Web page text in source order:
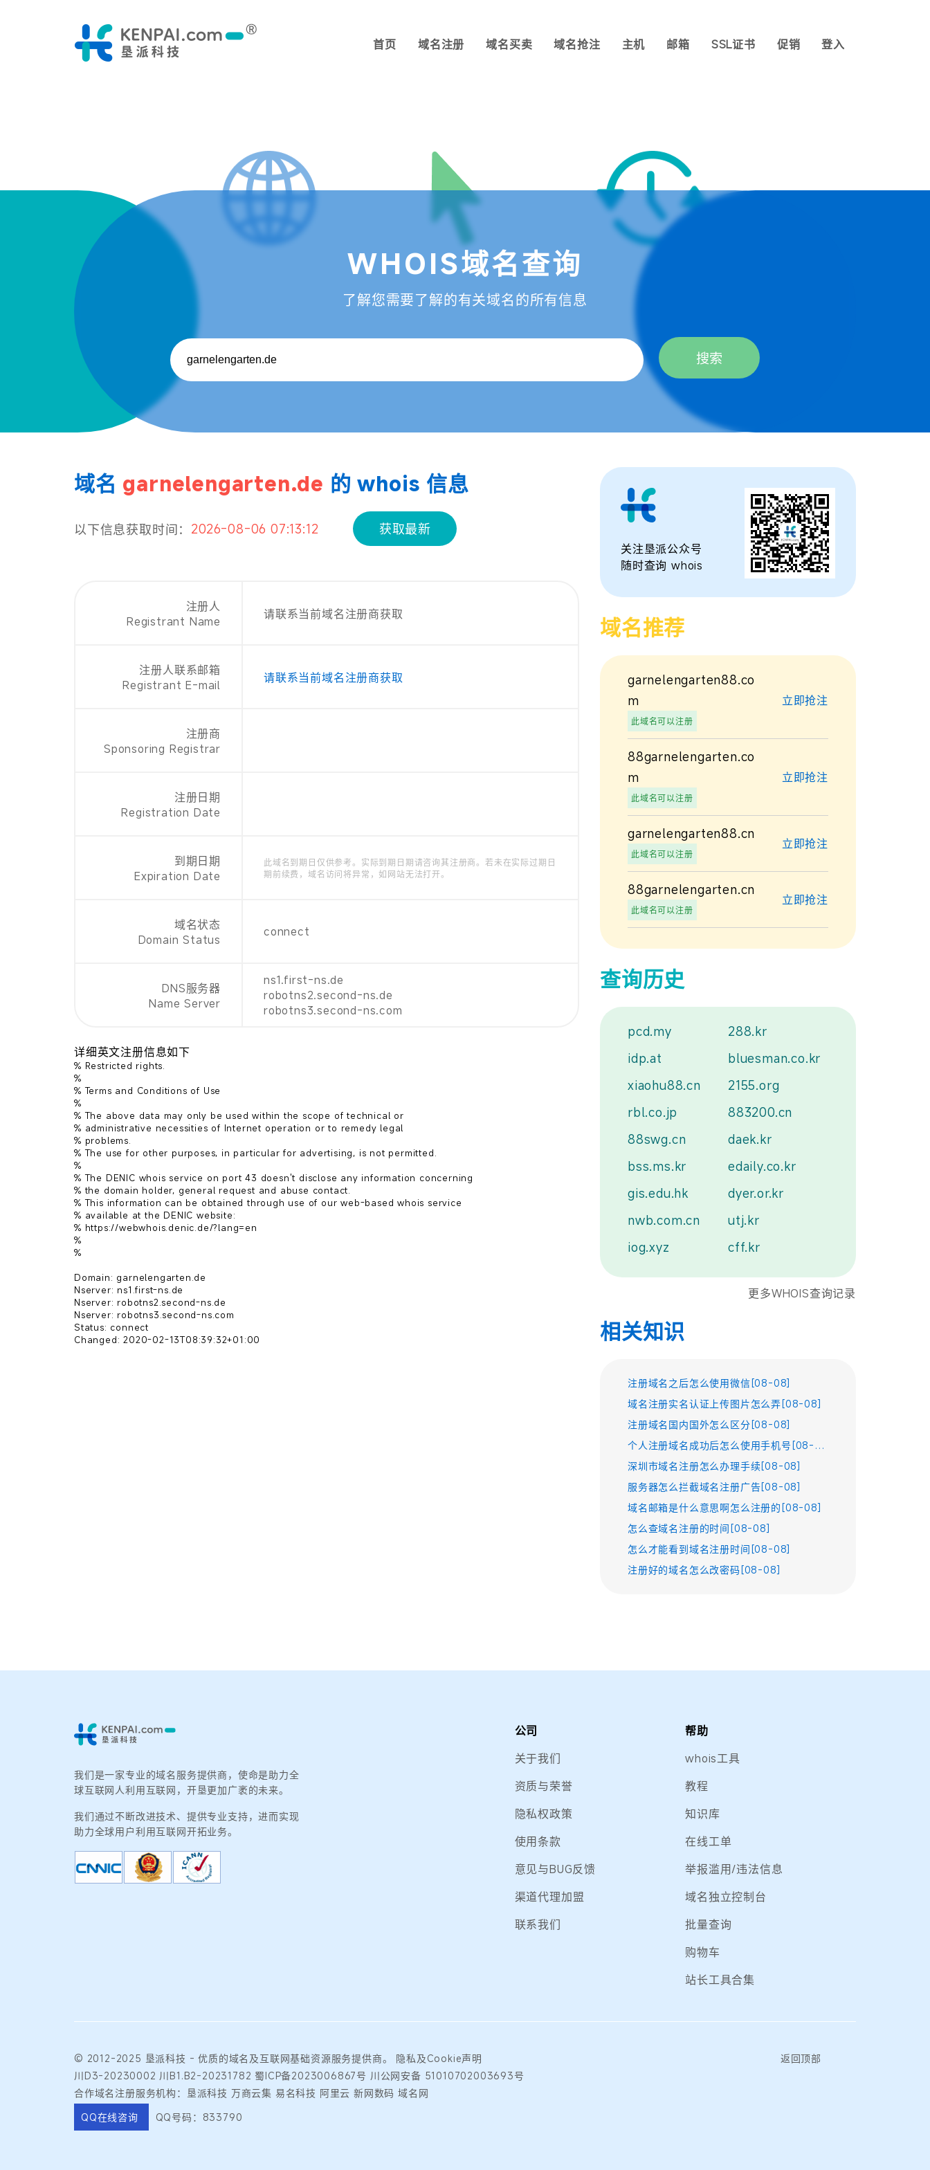
首页 域名注册 域名买卖 域名抢注 主机 邮箱 SSL证书 促销 登入
WHOIS域名查询
了解您需要了解的有关域名的所有信息
搜索
域名 garnelengarten.de 的 whois 信息
以下信息获取时间： 2026-08-06 07:13:12 获取最新
注册人
Registrant Name
请联系当前域名注册商获取
注册人联系邮箱
Registrant E-mail
请联系当前域名注册商获取
注册商
Sponsoring Registrar
注册日期
Registration Date
到期日期
Expiration Date
此域名到期日仅供参考。实际到期日期请咨询其注册商。若未在实际过期日
期前续费，域名访问将异常，如网站无法打开。
域名状态
Domain Status
connect
DNS服务器
Name Server
ns1.first-ns.de
robotns2.second-ns.de
robotns3.second-ns.com
详细英文注册信息如下
% Restricted rights.
%
% Terms and Conditions of Use
%
% The above data may only be used within the scope of technical or
% administrative necessities of Internet operation or to remedy legal
% problems.
% The use for other purposes, in particular for advertising, is not permitted.
%
% The DENIC whois service on port 43 doesn't disclose any information concerning
% the domain holder, general request and abuse contact.
% This information can be obtained through use of our web-based whois service
% available at the DENIC website:
% https://webwhois.denic.de/?lang=en
%
%
Domain: garnelengarten.de
Nserver: ns1.first-ns.de
Nserver: robotns2.second-ns.de
Nserver: robotns3.second-ns.com
Status: connect
关注垦派公众号
随时查询 whois
域名推荐
garnelengarten88.co
m
此域名可以注册
立即抢注
88garnelengarten.co
m
此域名可以注册
立即抢注
garnelengarten88.cn
此域名可以注册
立即抢注
88garnelengarten.cn
此域名可以注册
立即抢注
查询历史
pcd.my
288.kr
idp.at
bluesman.co.kr
xiaohu88.cn
2155.org
rbl.co.jp
883200.cn
88swg.cn
daek.kr
bss.ms.kr
edaily.co.kr
gis.edu.hk
dyer.or.kr
nwb.com.cn
utj.kr
iog.xyz
cff.kr
更多WHOIS查询记录
相关知识
注册域名之后怎么使用微信[08-08]
域名注册实名认证上传图片怎么弄[08-08]
注册域名国内国外怎么区分[08-08]
个人注册域名成功后怎么使用手机号[08-08]
深圳市域名注册怎么办理手续[08-08]
服务器怎么拦截域名注册广告[08-08]
域名邮箱是什么意思啊怎么注册的[08-08]
怎么查域名注册的时间[08-08]
怎么才能看到域名注册时间[08-08]
注册好的域名怎么改密码[08-08]
我们是一家专业的域名服务提供商，使命是助力全
球互联网人利用互联网，开垦更加广袤的未来。
我们通过不断改进技术、提供专业支持，进而实现
助力全球用户利用互联网开拓业务。
公司
关于我们
资质与荣誉
隐私权政策
使用条款
意见与BUG反馈
渠道代理加盟
联系我们
帮助
whois工具
教程
知识库
在线工单
举报滥用/违法信息
域名独立控制台
批量查询
购物车
站长工具合集
© 2012-2025 垦派科技 - 优质的域名 及互联网基础资源服务提供商。
隐私及Cookie声明
川D3-20230002 川B1.B2-20231782 蜀ICP备2023006867号 川公网安备 51010702003693号
合作域名注册服务机构：垦派科技 万商云集 易名科技 阿里云 新网数码 域名网
QQ在线咨询
QQ号码：833790
返回顶部